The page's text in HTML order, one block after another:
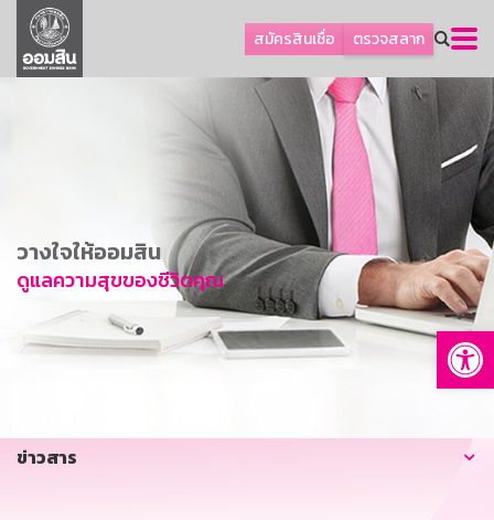
สมัครสินเชื่อ ตรวจสลาก
ลูกค้าธุรกิจ
ลูกค้าผู้ประกอบรายย่อย
การพัฒนาที่ยั่งยืน
ข่าวสาร
บริการทางการเงิน
อื่นๆ
วางใจให้ออมสิน
ดูแลความสุขของชีวิตคุณ
ข่าวสาร